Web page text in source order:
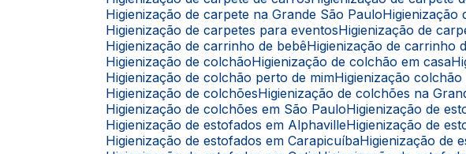
Higienização de carpete na Grande São Paulo
Higienização de carpetes para eventos
Higienização de
Higienização de carrinho de bebê
Higienização de
Higienização de colchão
Higienização de colchão em casa
Higienização de colchão perto de mim
Higienização
Higienização de colchões
Higienização de colchões na
Higienização de colchões em São Paulo
Higienização de
Higienização de estofados em Alphaville
Higienização de
Higienização de estofados em Carapicuíba
Higienização de